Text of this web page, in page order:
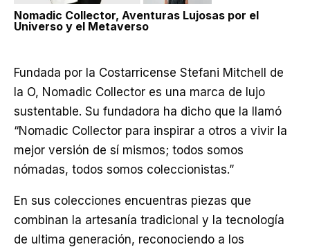
Nomadic Collector, Aventuras Lujosas por el
Universo y el Metaverso
Fundada por la Costarricense Stefani Mitchell de
la O, Nomadic Collector es una marca de lujo
sustentable. Su fundadora ha dicho que la llamó
“Nomadic Collector para inspirar a otros a vivir la
mejor versión de sí mismos; todos somos
nómadas, todos somos coleccionistas.”
En sus colecciones encuentras piezas que
combinan la artesanía tradicional y la tecnología
de ultima generación, reconociendo a los